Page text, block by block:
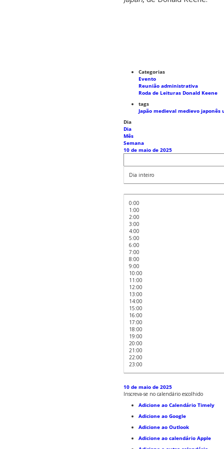
Categorias
Evento
Reunião administrativa
Roda de Leituras Donald Keene
tags
Japão medieval medievo japonês
Dia
Dia
Mês
Semana
10 de maio de 2025
Dia inteiro
0:00
1:00
2:00
3:00
4:00
5:00
6:00
7:00
8:00
9:00
10:00
11:00
12:00
13:00
14:00
15:00
16:00
17:00
18:00
19:00
20:00
21:00
22:00
23:00
10 de maio de 2025
Inscreva-se no calendário escolhido
Adicione ao Calendário Timely
Adicione ao Google
Adicione ao Outlook
Adicione ao calendário Apple